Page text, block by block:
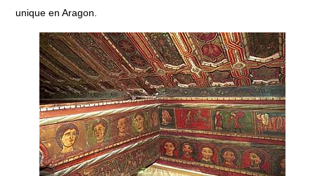
unique en Aragon.